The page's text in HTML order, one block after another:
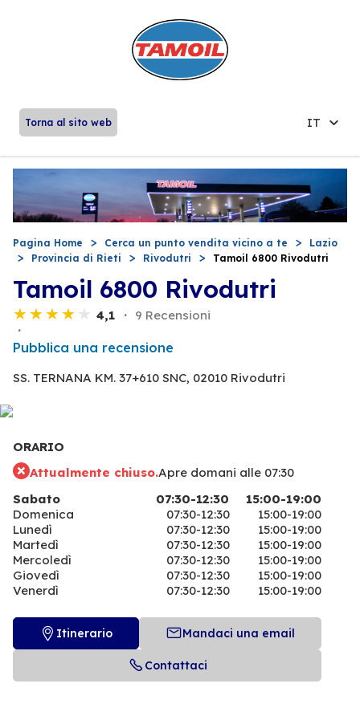
Torna al sito web IT
Pagina Home Cerca un punto vendita vicino a te
Lazio
Provincia di Rieti
Rivodutri Tamoil 6800 Rivodutri
Tamoil 6800 Rivodutri
4,1 9 Recensioni
Pubblica una recensione
SS. TERNANA KM. 37+610 SNC, 02010 Rivodutri
ORARIO
Attualmente chiuso.Apre domani alle 07:30
Sabato
07:30-12:30
15:00-19:00
Domenica
07:30-12:30
15:00-19:00
Lunedì
07:30-12:30
15:00-19:00
Martedì
07:30-12:30
15:00-19:00
Mercoledì
07:30-12:30
15:00-19:00
Giovedì
07:30-12:30
15:00-19:00
Venerdì
07:30-12:30 15:00-19:00
Itinerario Mandaci una email
Contattaci